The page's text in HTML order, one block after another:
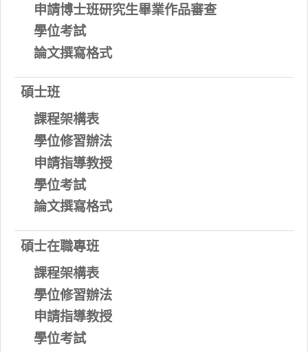
申請博士班研究生畢業作品審查
學位考試
論文撰寫格式
碩士班
課程架構表
學位修習辦法
申請指導教授
學位考試
論文撰寫格式
碩士在職專班
課程架構表
學位修習辦法
申請指導教授
學位考試